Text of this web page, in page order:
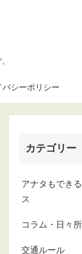
シーポリシー
カテゴリー
アナタもでき
ス
コラム・日々
交通ルール